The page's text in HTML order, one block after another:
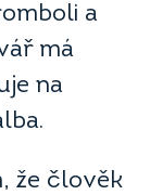
a
má
na
že člověk